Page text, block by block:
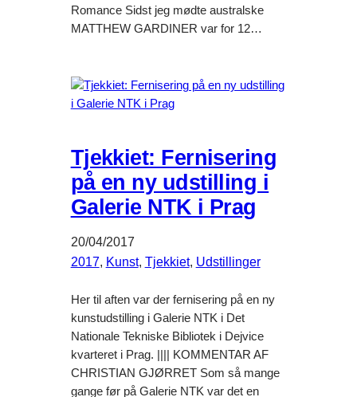
Romance Sidst jeg mødte australske
MATTHEW GARDINER var for 12…
Tjekkiet: Fernisering
på en ny udstilling i
Galerie NTK i Prag
20/04/2017
2017, Kunst, Tjekkiet, Udstillinger
Her til aften var der fernisering på en ny
kunstudstilling i Galerie NTK i Det
Nationale Tekniske Bibliotek i Dejvice
kvarteret i Prag. |||| KOMMENTAR AF
CHRISTIAN GJØRRET Som så mange
gange før på Galerie NTK var det en